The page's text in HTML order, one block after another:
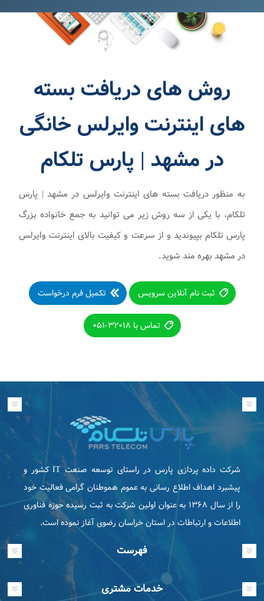
روش های دریافت بسته
های اینترنت وایرلس خانگی
در مشهد | پارس تلکام
به منظور دریافت بسته های اینترنت وایرلس در مشهد | پارس
تلکام، با یکی از سه روش زیر می توانید به جمع خانواده بزرگ
پارس تلکام بپیوندید و از سرعت و کیفیت بالای اینترنت وایرلس
در مشهد بهره مند شوید.
ثبت نام آنلاین سرویس تکمیل فرم درخواست
تماس با ۳۲۰۱۸-۰۵۱
شرکت داده پردازی پارس در راستای توسعه صنعت IT كشور و
پیشبرد اهداف اطلاع رسانی به عموم هموطنان گرامی فعاليت خود
را از سال ۱۳۶۸ به عنوان اولین شرکت به ثبت رسیده حوزه فناوری
اطلاعات و ارتباطات در استان خراسان رضوی آغاز نموده است.
فهرست
خدمات مشتری